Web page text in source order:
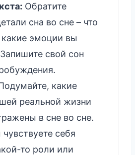
Обратите
сна во сне – что
эмоции вы
свой сон
какие
реальной жизни
в сне во сне.
себя
то роли или